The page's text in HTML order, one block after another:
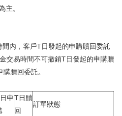
主。
內，客戶T日發起的申購贖回委託
交易時間不可撤銷T日發起的申購贖
贖回委託。
申T日贖
回
訂單狀態